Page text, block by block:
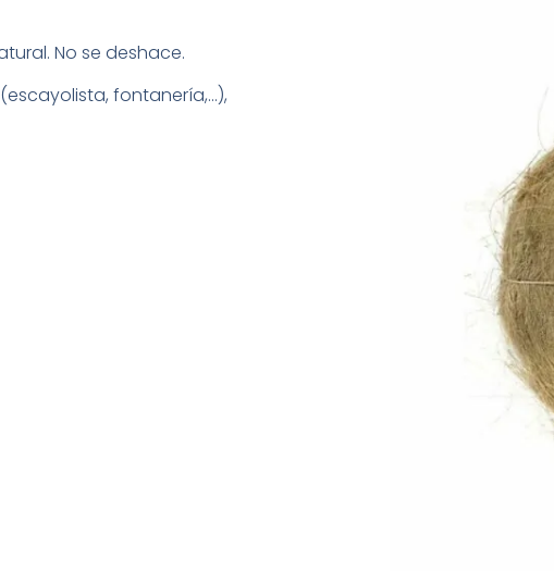
No se deshace.
fontanería,…),